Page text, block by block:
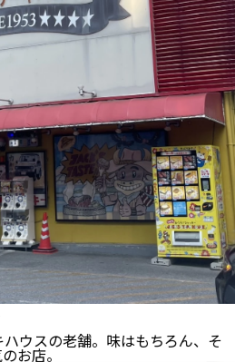
ウスの老舗。味はもちろん、そ
お店。